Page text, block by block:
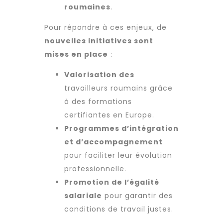
roumaines.
Pour répondre à ces enjeux, de
nouvelles initiatives sont
mises en place :
Valorisation des
travailleurs roumains grâce
à des formations
certifiantes en Europe.
Programmes d’intégration
et d’accompagnement
pour faciliter leur évolution
professionnelle.
Promotion de l’égalité
salariale pour garantir des
conditions de travail justes.